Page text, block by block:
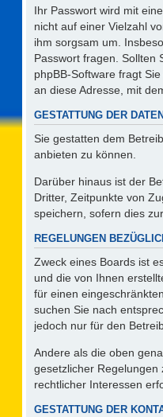
Ihr Passwort wird mit
nicht auf einer Vielzahl
ihm sorgsam um.
Passwort fragen. Sollten
phpBB-Software fragt
an diese Adresse, mit
GESTATTUNG DER
Sie gestatten dem
anbieten zu können.
Darüber hinaus ist der
Dritter, Zeitpunkte von
speichern, sofern dies
REGELUNGEN
Zweck eines Boards ist
und die von Ihnen
für einen
suchen Sie nach
jedoch nur für den
Andere als die oben
gesetzlicher
rechtlicher Interessen
GESTATTUNG DER